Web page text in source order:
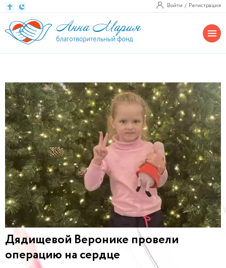
Войти Регистрация
Дядищевой Веронике провели
операцию на сердце